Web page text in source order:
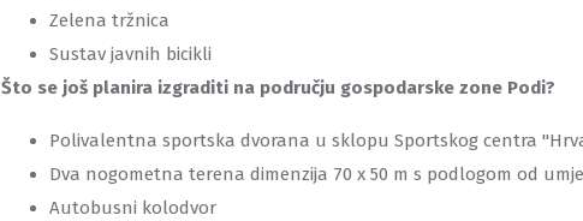
Zelena tržnica
Sustav javnih bicikli
Što se još planira izgraditi na području gospodarske zone Podi?
Polivalentna sportska dvorana u sklopu Sportskog centra
Dva nogometna terena dimenzija 70 x 50 m s podlogom od
Autobusni kolodvor